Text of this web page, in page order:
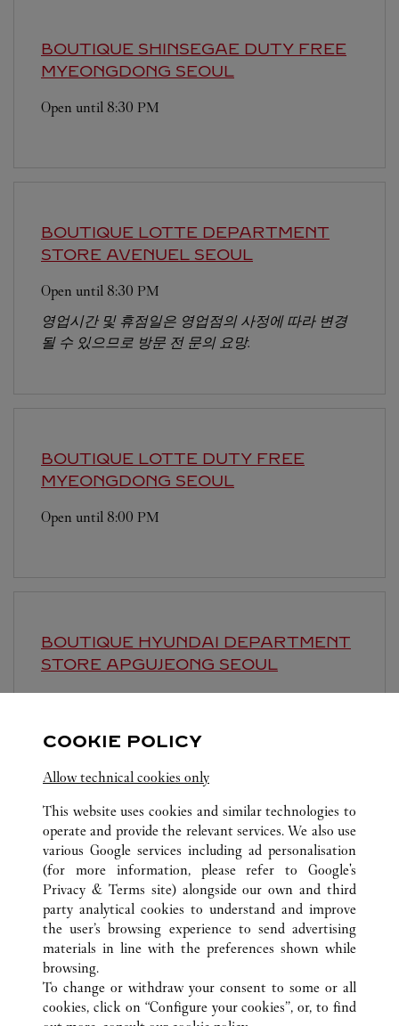
BOUTIQUE SHINSEGAE DUTY FREE
MYEONGDONG SEOUL
Open until 8:30 PM
BOUTIQUE LOTTE DEPARTMENT
STORE AVENUEL SEOUL
Open until 8:30 PM
영업시간 및 휴점일은 영업점의 사정에 따라 변경
될 수 있으므로 방문 전 문의 요망.
BOUTIQUE LOTTE DUTY FREE
MYEONGDONG SEOUL
Open until 8:00 PM
BOUTIQUE HYUNDAI DEPARTMENT
STORE APGUJEONG SEOUL
될 수 있으므로 방문 전 문의 요망.
ALL CARTIER LOCATIONS SOUTH KOREA
SEOUL
63, SOGONG-RO, JUNG-GU
CUSTOMER CARE
CONTACT US
COOKIE POLICY
Allow technical cookies only
This website uses cookies and similar technologies to
operate and provide the relevant services. We also use
various Google services including ad personalisation
(for more information, please refer to Google's
Privacy & Terms site) alongside our own and third
party analytical cookies to understand and improve
the user’s browsing experience to send advertising
materials in line with the preferences shown while
browsing.
To change or withdraw your consent to some or all
cookies, click on “Configure your cookies”, or, to find